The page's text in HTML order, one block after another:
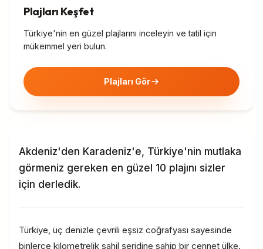
Akdeniz'den Karadeniz'e, Türkiye'nin mutlaka
görmeniz gereken en güzel 10 plajını sizler
için derledik.
Türkiye, üç denizle çevrili eşsiz coğrafyası sayesinde
binlerce kilometrelik sahil şeridine sahip bir cennet ülke.
Plajları Keşfet
Türkiye'nin en güzel plajlarını inceleyin ve tatil için
mükemmel yeri bulun.
Plajları Gör